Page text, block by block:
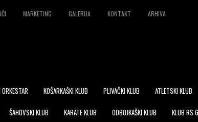
MARKETING GALERIJA KONTAKT ARHIVA
KOŠARKAŠKI KLUB PLIVAČKI KLUB ATLETSKI KLUB
ŠAHOVSKI KLUB KARATE KLUB ODBOJKAŠKI KLUB KLUB RS